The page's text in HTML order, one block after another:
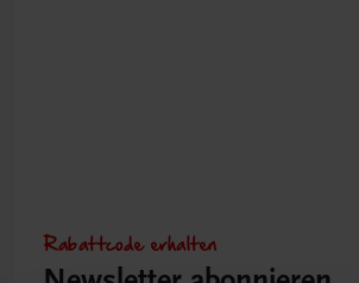
Rabattcode erhalten